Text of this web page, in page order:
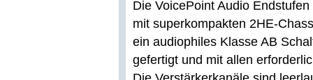
Die VoicePoint Audio
mit superkompakten 2HE-
ein audiophiles Klasse AB
gefertigt und mit allen